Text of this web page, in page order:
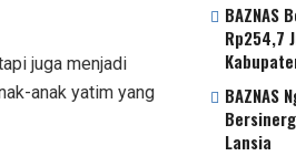
BAZNAS
Rp254,7
BAZNAS
Lansia
juga menjadi
anak yatim yang